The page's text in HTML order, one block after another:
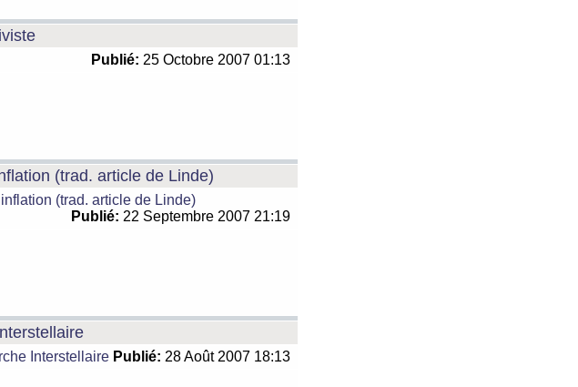
Publié: 25 Octobre 2007 01:13
(trad. article de Linde)
(trad. article de Linde)
Publié: 22 Septembre 2007 21:19
Interstellaire Publié: 28 Août 2007 18:13